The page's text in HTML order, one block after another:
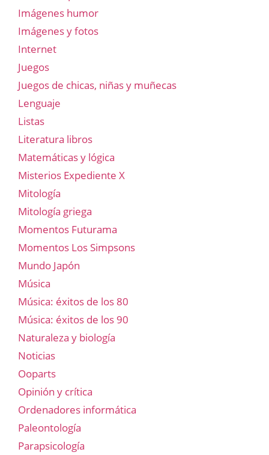
Imágenes humor
Imágenes y fotos
Internet
Juegos
Juegos de chicas, niñas y muñecas
Lenguaje
Listas
Literatura libros
Matemáticas y lógica
Misterios Expediente X
Mitología
Mitología griega
Momentos Futurama
Momentos Los Simpsons
Mundo Japón
Música
Música: éxitos de los 80
Música: éxitos de los 90
Naturaleza y biología
Noticias
Ooparts
Opinión y crítica
Ordenadores informática
Paleontología
Parapsicología